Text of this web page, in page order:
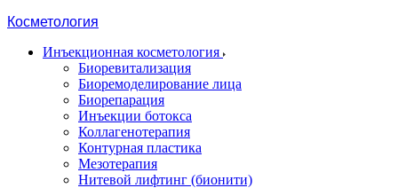
Косметология
Инъекционная косметология
Биоревитализация
Биоремоделирование лица
Биорепарация
Инъекции ботокса
Коллагенотерапия
Контурная пластика
Мезотерапия
Нитевой лифтинг (бионити)